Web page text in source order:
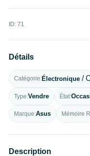
ID: 71
Détails
Catégorie Électronique /
Type Vendre État
Marque Asus Mémoire
Description